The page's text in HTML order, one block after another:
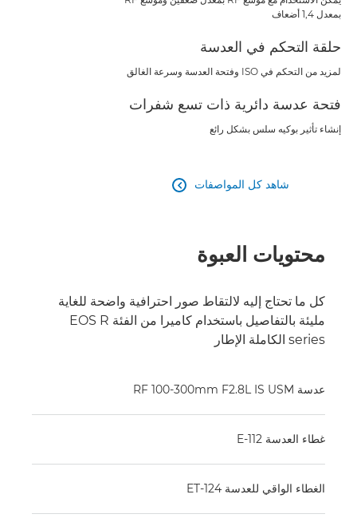
بمعدل 1,4 أضعاف
حلقة التحكم في العدسة
لمزيد من التحكم في ISO وفتحة العدسة وسرعة الغالق
فتحة عدسة دائرية ذات تسع شفرات
إنشاء تأثير بوكيه سلس بشكل رائع
شاهد كل المواصفات 
محتويات العبوة
كل ما تحتاج إليه لالتقاط صور احترافية واضحة للغاية
مليئة بالتفاصيل باستخدام كاميرا من الفئة EOS R
series الكاملة الإطار
عدسة RF 100-300mm F2.8L IS USM
غطاء العدسة E-112
الغطاء الواقي للعدسة ET-124